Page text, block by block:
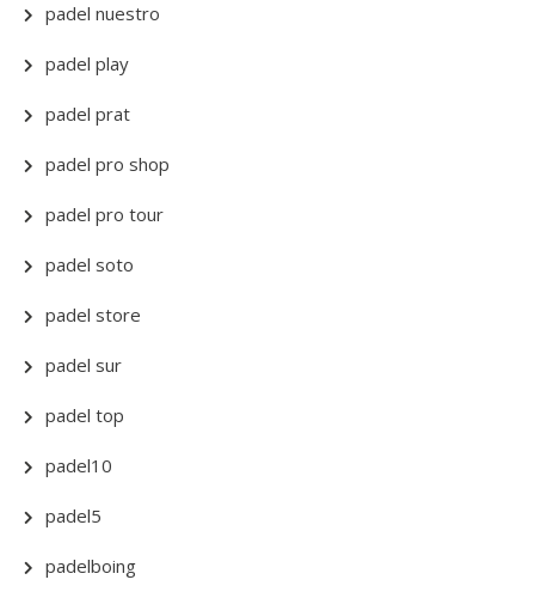
padel nuestro
padel play
padel prat
padel pro shop
padel pro tour
padel soto
padel store
padel sur
padel top
padel10
padel5
padelboing